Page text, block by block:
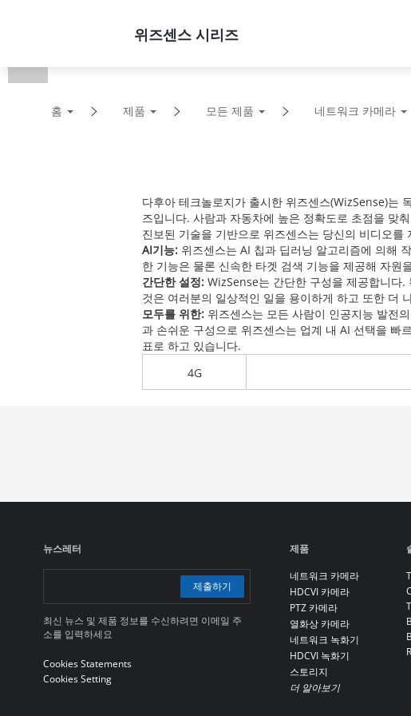
제품 솔루션
홈 제품 모든 제품 네트워크 카메라
위즈센스 시리즈
다후아 테크놀로지가 출시한 위즈센스(WizSense)는
즈입니다. 사람과 자동차에 높은 정확도로 초점을 맞
진보된 기술을 기반으로 위즈센스는 당신의 비디오
AI기능: 위즈센스는 AI 칩과 딥러닝 알고리즘에 의해
한 기능은 물론 신속한 타겟 검색 기능을 제공해 자원
간단한 설정: WizSense는 간단한 구성을 제공합니다
것은 여러분의 일상적인 일을 용이하게 하고 또한 더
모두를 위한: 위즈센스는 모든 사람이 인공지능 발전
과 손쉬운 구성으로 위즈센스는 업계 내 AI 선택을 빠
표로 하고 있습니다.
4G
뉴스레터
제출하기
최신 뉴스 및 제품 정보를 수신하려면 이메일 주
소를 입력하세요
Cookies Statements
Cookies Setting
제품
네트워크 카메라
HDCVI 카메라
PTZ 카메라
열화상 카메라
네트워크 녹화기
HDCVI 녹화기
스토리지
더 알아보기